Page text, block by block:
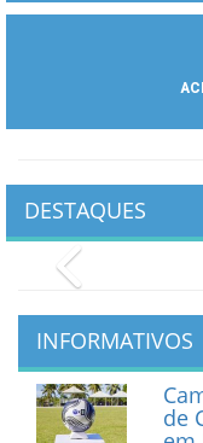
DESTAQUES
INFORMATIVOS
de